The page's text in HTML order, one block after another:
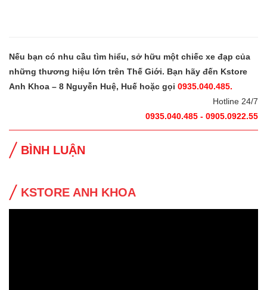
Nếu bạn có nhu cầu tìm hiểu, sở hữu một chiếc xe đạp của
những thương hiệu lớn trên Thế Giới. Bạn hãy đến Kstore
Anh Khoa – 8 Nguyễn Huệ, Huế hoặc gọi 0935.040.485.
Hotline 24/7
0935.040.485 - 0905.0922.55
BÌNH LUẬN
KSTORE ANH KHOA